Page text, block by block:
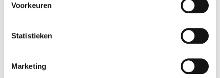
Voorkeuren
Statistieken
Marketing